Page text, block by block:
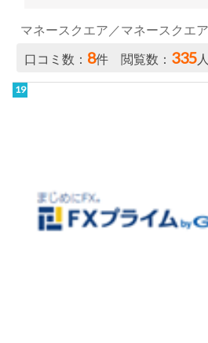
マネースクエア／マネースクエ
口コミ数： 8件 閲覧数： 335 人